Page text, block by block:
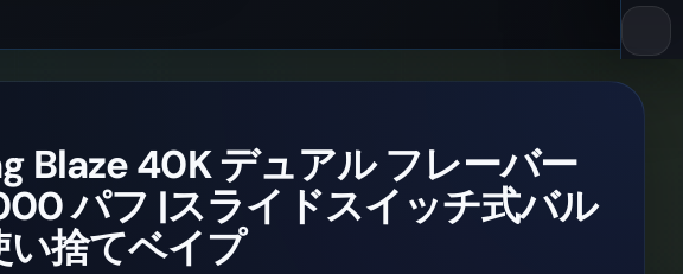
Blaze 40K デュアル フレーバー
パフ |スライドスイッチ式バル
い捨てベイプ